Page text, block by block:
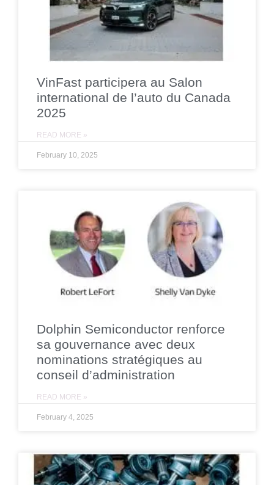
VinFast participera au Salon
international de l’auto du Canada
2025
READ MORE »
February 10, 2025
Dolphin Semiconductor renforce
sa gouvernance avec deux
nominations stratégiques au
conseil d’administration
READ MORE »
February 4, 2025